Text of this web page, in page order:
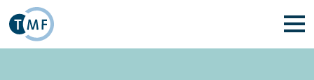
Skip to main content